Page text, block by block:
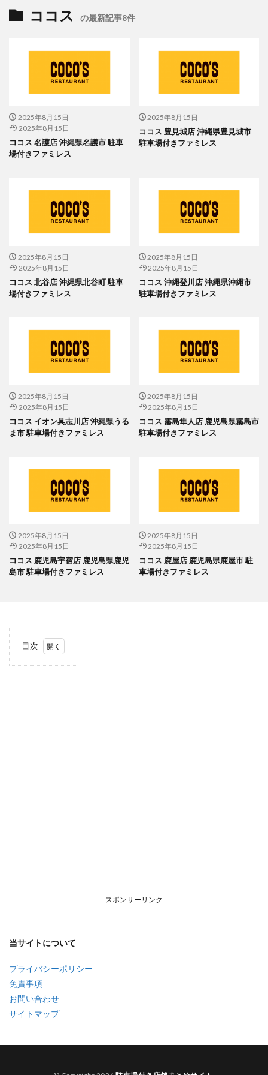
ココス の最新記事8件
2025年8月15日
2025年8月15日
ココス 名護店 沖縄県名護市 駐車
場付きファミレス
2025年8月15日
ココス 豊見城店 沖縄県豊見城市
駐車場付きファミレス
2025年8月15日
2025年8月15日
ココス 北谷店 沖縄県北谷町 駐車
場付きファミレス
2025年8月15日
2025年8月15日
ココス 沖縄登川店 沖縄県沖縄市
駐車場付きファミレス
2025年8月15日
2025年8月15日
ココス イオン具志川店 沖縄県うる
ま市 駐車場付きファミレス
2025年8月15日
2025年8月15日
ココス 霧島隼人店 鹿児島県霧島市
駐車場付きファミレス
2025年8月15日
2025年8月15日
ココス 鹿児島宇宿店 鹿児島県鹿児
島市 駐車場付きファミレス
2025年8月15日
2025年8月15日
ココス 鹿屋店 鹿児島県鹿屋市 駐
車場付きファミレス
目次
スポンサーリンク
当サイトについて
プライバシーポリシー
免責事項
お問い合わせ
サイトマップ